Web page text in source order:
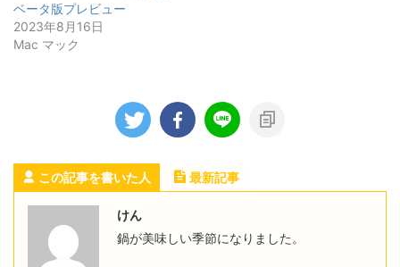
ベータ版プレビュー
2023年8月16日
Mac マック
この記事を書いた人 最新記事
けん
鍋が美味しい季節になりました。